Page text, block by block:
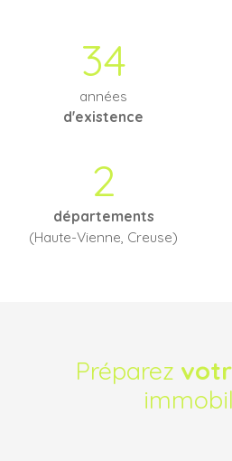
34
années
d'existence
2
départements
(Haute-Vienne, Creuse)
Préparez